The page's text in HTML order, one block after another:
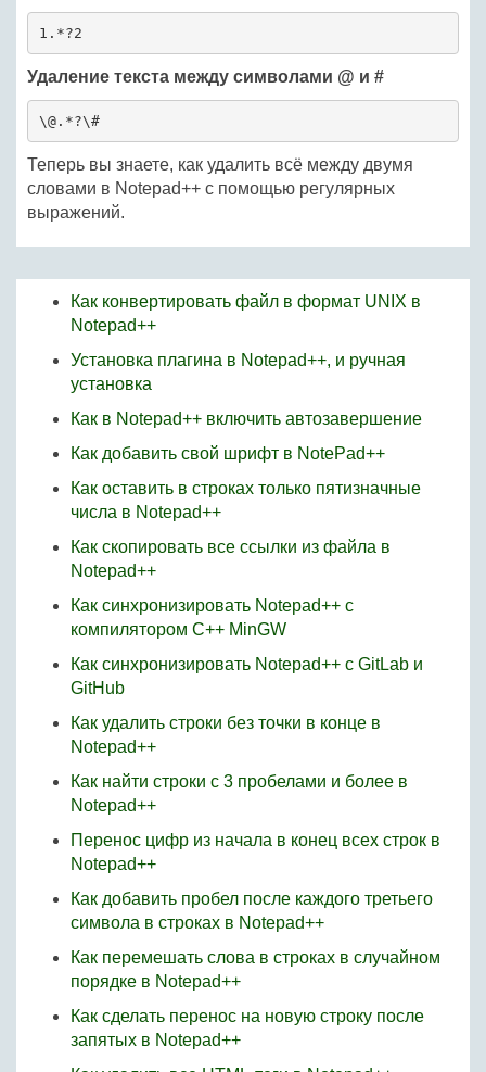
1.*?2
Удаление текста между символами @ и #
\@.*?\#
Теперь вы знаете, как удалить всё между двумя
словами в Notepad++ с помощью регулярных
выражений.
Как конвертировать файл в формат UNIX в
Notepad++
Установка плагина в Notepad++, и ручная
установка
Как в Notepad++ включить автозавершение
Как добавить свой шрифт в NotePad++
Как оставить в строках только пятизначные
числа в Notepad++
Как скопировать все ссылки из файла в
Notepad++
Как синхронизировать Notepad++ с
компилятором C++ MinGW
Как синхронизировать Notepad++ с GitLab и
GitHub
Как удалить строки без точки в конце в
Notepad++
Как найти строки с 3 пробелами и более в
Notepad++
Перенос цифр из начала в конец всех строк в
Notepad++
Как добавить пробел после каждого третьего
символа в строках в Notepad++
Как перемешать слова в строках в случайном
порядке в Notepad++
Как сделать перенос на новую строку после
запятых в Notepad++